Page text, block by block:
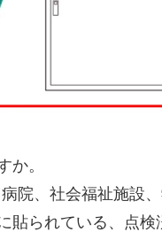
か。
院、社会福祉施設
られている、点検